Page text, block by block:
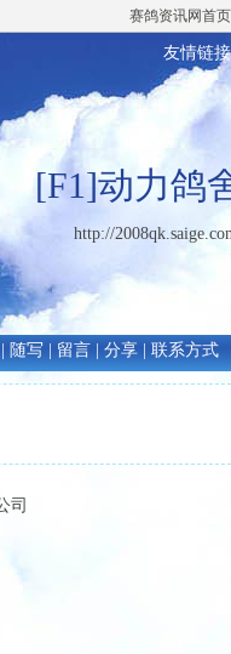
赛鸽资讯网首页
友情链接
[F1]动力鸽
http://
随写 留言 分享 联系方式
司